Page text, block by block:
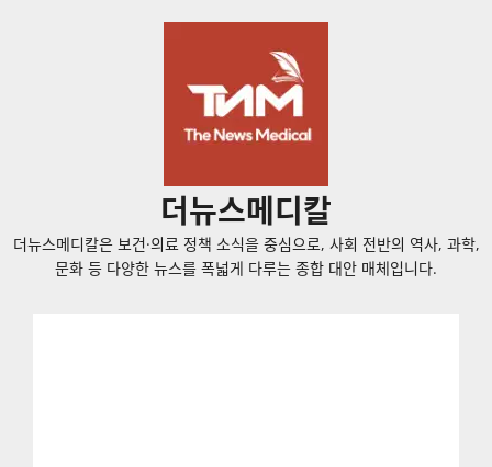
더뉴스메디칼
더뉴스메디칼은 보건·의료 정책 소식을 중심으로, 사회 전반의 역사, 과학,
문화 등 다양한 뉴스를 폭넓게 다루는 종합 대안 매체입니다.